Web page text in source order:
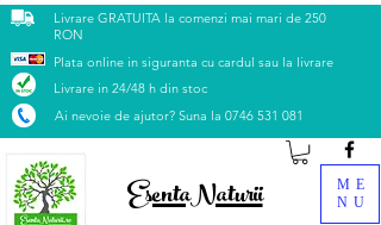
EsentaNaturii
Livrare GRATUITA la comenzi mai mari de 250
RON
Plata online in siguranta cu cardul sau la livrare
Livrare in 24/48 h din stoc
Ai nevoie de ajutor? Suna la 0746 531 081
ME
NU